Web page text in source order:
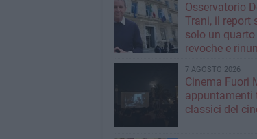
Osservatorio
Trani, il report
solo un
revoche e
7 AGOSTO 2026
Cinema Fuori
appuntamenti
classici del